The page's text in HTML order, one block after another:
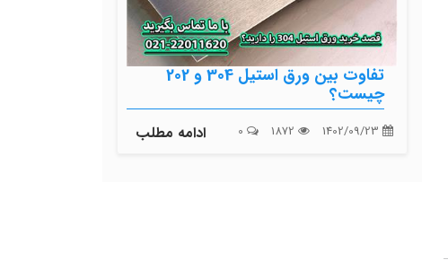
تفاوت بین ورق استیل 304 و 202
چیست؟
ادامه مطلب